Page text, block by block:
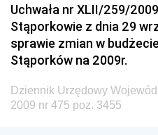
Dziennik Urzędowy
Narodowego i Sportu
Dziennik Urzędowy
Dziennik Urzędowy
Uchwała nr XLII/259/
Stąporkowie z dnia 29
sprawie zmian w
Stąporków na 2009r.
Dziennik Urzędowy
2009 nr 475 poz. 3455